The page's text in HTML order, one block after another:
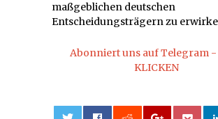
maßgeblichen deutschen
Entscheidungsträgern zu
Abonniert uns auf Telegram -
KLICKEN